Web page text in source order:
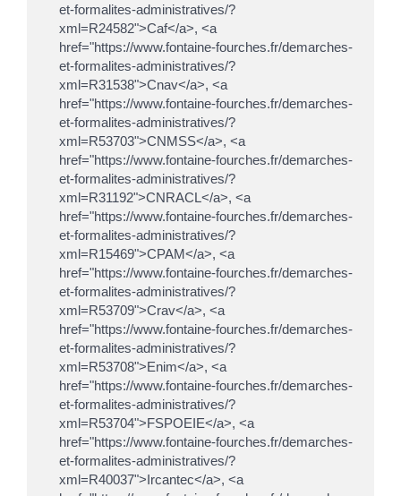
et-formalites-administratives/?
xml=R24582">Caf</a>, <a
href="https://www.fontaine-fourches.fr/demarches-
et-formalites-administratives/?
xml=R31538">Cnav</a>, <a
href="https://www.fontaine-fourches.fr/demarches-
et-formalites-administratives/?
xml=R53703">CNMSS</a>, <a
href="https://www.fontaine-fourches.fr/demarches-
et-formalites-administratives/?
xml=R31192">CNRACL</a>, <a
href="https://www.fontaine-fourches.fr/demarches-
et-formalites-administratives/?
xml=R15469">CPAM</a>, <a
href="https://www.fontaine-fourches.fr/demarches-
et-formalites-administratives/?
xml=R53709">Crav</a>, <a
href="https://www.fontaine-fourches.fr/demarches-
et-formalites-administratives/?
xml=R53708">Enim</a>, <a
href="https://www.fontaine-fourches.fr/demarches-
et-formalites-administratives/?
xml=R53704">FSPOEIE</a>, <a
href="https://www.fontaine-fourches.fr/demarches-
et-formalites-administratives/?
xml=R40037">Ircantec</a>, <a